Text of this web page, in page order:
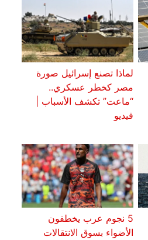
لماذا تصنع إسرائيل صورة
مصر كخطر عسكري..
“ماعت” تكشف الأسباب |
فيديو
5 نجوم عرب يخطفون
الأضواء بسوق الانتقالات